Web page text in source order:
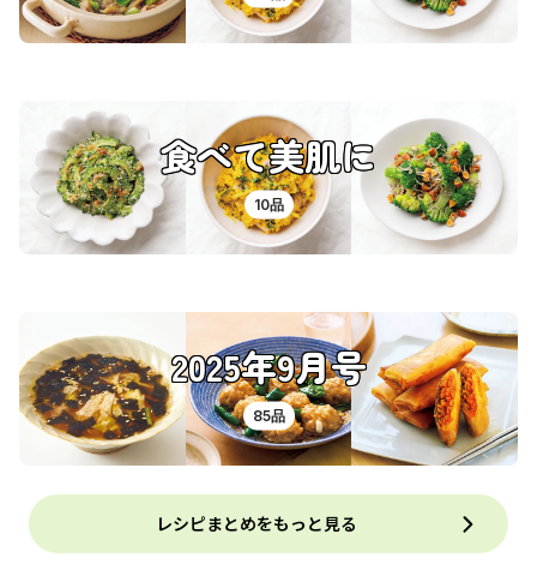
食べて美肌に
10品
2025年9月号
85品
レシピまとめをもっと見る